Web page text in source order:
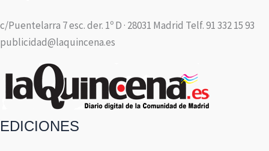
c/Puentelarra 7 esc. der. 1º D · 28031 Madrid Telf. 91 332 15 93
publicidad@laquincena.es
EDICIONES